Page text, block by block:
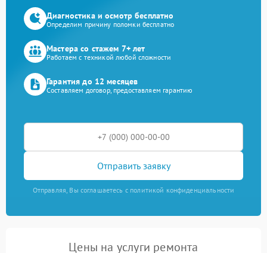
Диагностика и осмотр бесплатно
Определим причину поломки бесплатно
Мастера со стажем 7+ лет
Работаем с техникой любой сложности
Гарантия до 12 месяцев
Составляем договор, предоставляем гарантию
Отправить заявку
Отправляя, Вы соглашаетесь с политикой конфиденциальности
Цены на услуги ремонта